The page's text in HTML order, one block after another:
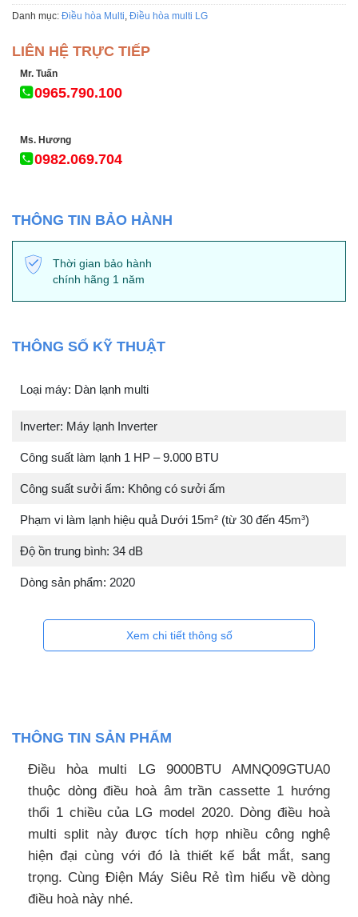
Danh mục: Điều hòa Multi, Điều hòa multi LG
LIÊN HỆ TRỰC TIẾP
Mr. Tuấn
0965.790.100
Ms. Hương
0982.069.704
THÔNG TIN BẢO HÀNH
Thời gian bảo hành
chính hãng 1 năm
THÔNG SỐ KỸ THUẬT
Loại máy: Dàn lạnh multi
Inverter: Máy lạnh Inverter
Công suất làm lạnh 1 HP – 9.000 BTU
Công suất sưởi ấm: Không có sưởi ấm
Phạm vi làm lạnh hiệu quả Dưới 15m² (từ 30 đến 45m³)
Độ ồn trung bình: 34 dB
Dòng sản phẩm: 2020
Xem chi tiết thông số
THÔNG TIN SẢN PHẨM
Điều hòa multi LG 9000BTU AMNQ09GTUA0
thuộc dòng điều hoà âm trần cassette 1 hướng
thổi 1 chiều của LG model 2020. Dòng điều hoà
multi split này được tích hợp nhiều công nghệ
hiện đại cùng với đó là thiết kế bắt mắt, sang
trọng. Cùng Điện Máy Siêu Rẻ tìm hiểu về dòng
điều hoà này nhé.